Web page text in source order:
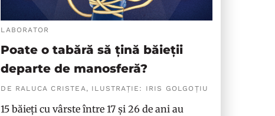
LABORATOR
Poate o tabără să țină băieții
departe de manosferă?
DE RALUCA CRISTEA, ILUSTRAȚIE: IRIS GOLGOȚIU
15 băieți cu vârste între 17 și 26 de ani au